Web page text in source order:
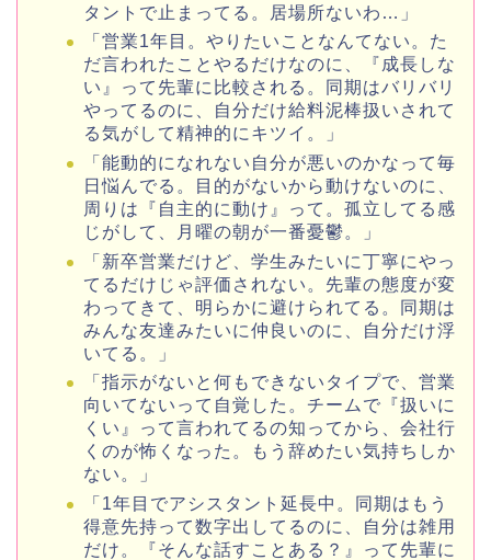
タントで止まってる。居場所ないわ…」
「営業1年目。やりたいことなんてない。た
だ言われたことやるだけなのに、『成長しな
い』って先輩に比較される。同期はバリバリ
やってるのに、自分だけ給料泥棒扱いされて
る気がして精神的にキツイ。」
「能動的になれない自分が悪いのかなって毎
日悩んでる。目的がないから動けないのに、
周りは『自主的に動け』って。孤立してる感
じがして、月曜の朝が一番憂鬱。」
「新卒営業だけど、学生みたいに丁寧にやっ
てるだけじゃ評価されない。先輩の態度が変
わってきて、明らかに避けられてる。同期は
みんな友達みたいに仲良いのに、自分だけ浮
いてる。」
「指示がないと何もできないタイプで、営業
向いてないって自覚した。チームで『扱いに
くい』って言われてるの知ってから、会社行
くのが怖くなった。もう辞めたい気持ちしか
ない。」
「1年目でアシスタント延長中。同期はもう
得意先持って数字出してるのに、自分は雑用
だけ。『そんな話すことある？』って先輩に